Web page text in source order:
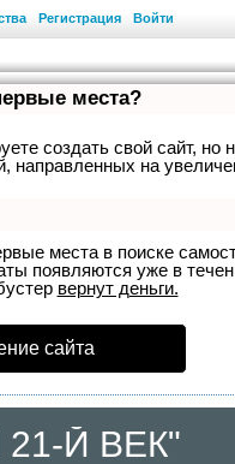
Регистрация Войти
места?
создать свой сайт, но
направленных на
места в поиске
появляются уже в
вернут деньги.
сайта
Й ВЕК"